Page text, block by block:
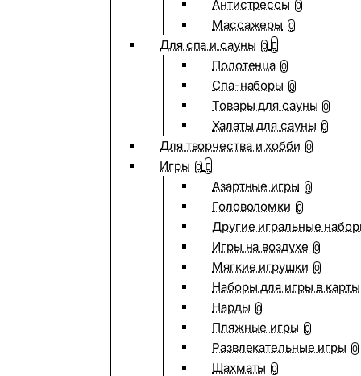
Антистрессы 0
Массажеры 0
Для спа и сауны 0
Полотенца 0
Спа-наборы 0
Товары для сауны 0
Халаты для сауны 0
Для творчества и хобби 0
Игры 0
Азартные игры 0
Головоломки 0
Другие игральные
Игры на воздухе 0
Мягкие игрушки 0
Наборы для игры в карты
Нарды 0
Пляжные игры 0
Развлекательные игры 0
Шахматы 0